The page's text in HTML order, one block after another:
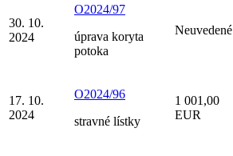
30. 10.
2024
O2024/97
úprava koryta
potoka
Neuvedené
17. 10.
2024
O2024/96
stravné lístky
1 001,00
EUR